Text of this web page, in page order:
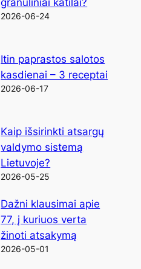
granuliniai katilai?
2026-06-24
Itin paprastos salotos
kasdienai – 3 receptai
2026-06-17
Kaip išsirinkti atsargų
valdymo sistemą
Lietuvoje?
2026-05-25
Dažni klausimai apie
77, į kuriuos verta
žinoti atsakymą
2026-05-01